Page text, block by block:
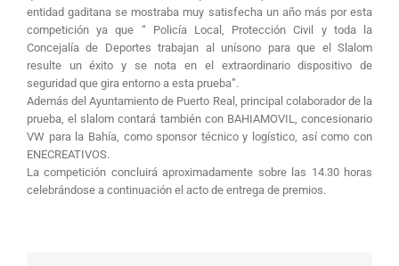
entidad gaditana se mostraba muy satisfecha un año más por esta
competición ya que “ Policía Local, Protección Civil y toda la
Concejalía de Deportes trabajan al unísono para que el Slalom
resulte un éxito y se nota en el extraordinario dispositivo de
seguridad que gira entorno a esta prueba”.
Además del Ayuntamiento de Puerto Real, principal colaborador de la
prueba, el slalom contará también con BAHIAMOVIL, concesionario
VW para la Bahía, como sponsor técnico y logístico, así como con
ENECREATIVOS.
La competición concluirá aproximadamente sobre las 14.30 horas
celebrándose a continuación el acto de entrega de premios.